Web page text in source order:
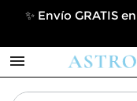
✨ Envío GRATIS
